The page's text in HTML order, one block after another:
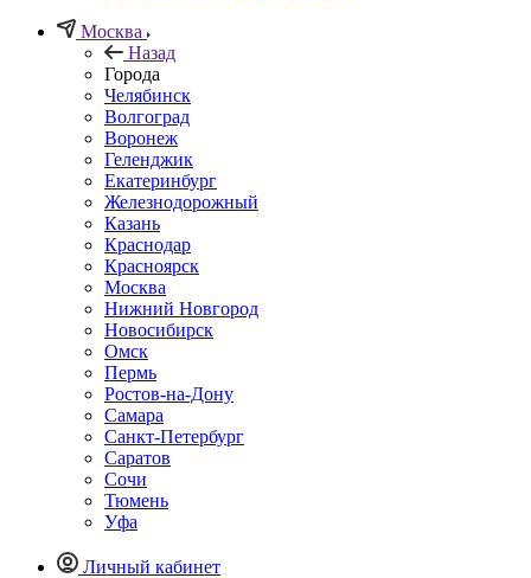
Москва
Назад
Города
Челябинск
Волгоград
Воронеж
Геленджик
Екатеринбург
Железнодорожный
Казань
Краснодар
Красноярск
Москва
Нижний Новгород
Новосибирск
Омск
Пермь
Ростов-на-Дону
Самара
Санкт-Петербург
Саратов
Сочи
Тюмень
Уфа
Личный кабинет